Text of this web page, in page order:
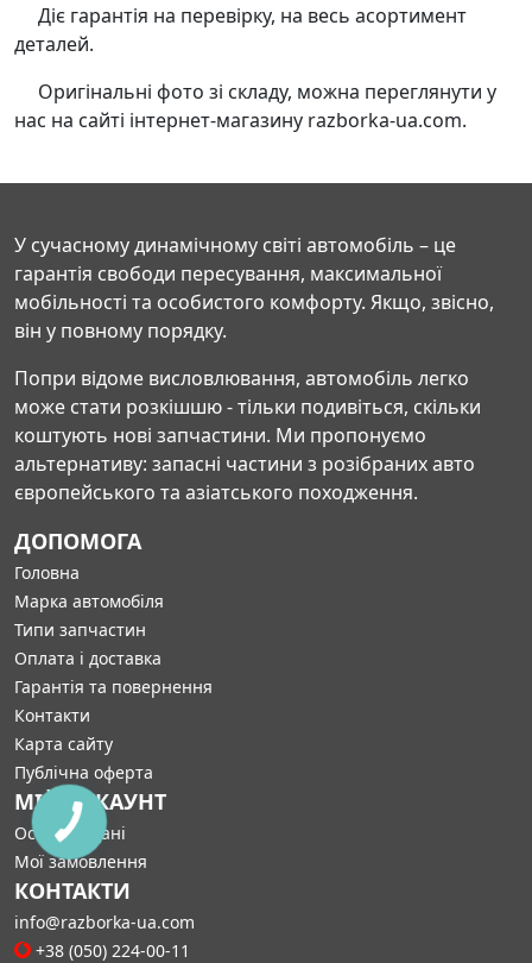
Діє гарантія на перевірку, на весь асортимент
деталей.
Оригінальні фото зі складу, можна переглянути у
нас на сайті інтернет-магазину razborka-ua.com.
У сучасному динамічному світі автомобіль – це
гарантія свободи пересування, максимальної
мобільності та особистого комфорту. Якщо, звісно,
він у повному порядку.
Попри відоме висловлювання, автомобіль легко
може стати розкішшю - тільки подивіться, скільки
коштують нові запчастини. Ми пропонуємо
альтернативу: запасні частини з розібраних авто
європейського та азіатського походження.
ДОПОМОГА
Головна
Марка автомобіля
Типи запчастин
Оплата і доставка
Гарантія та повернення
Контакти
Карта сайту
Публічна оферта
МІЙ АККАУНТ
Особисті дані
Мої замовлення
КОНТАКТИ
info@razborka-ua.com
+38 (050) 224-00-11